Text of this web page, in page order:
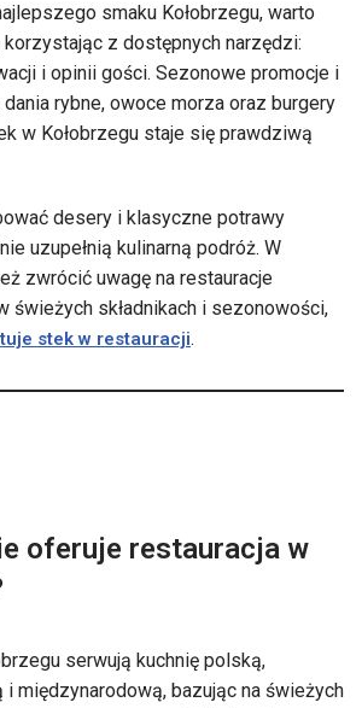
smaku Kołobrzegu, warto
z dostępnych narzędzi:
i opinii gości. Sezonowe promocje i
rybne, owoce morza oraz burgery
w Kołobrzegu staje się prawdziwą
desery i klasyczne potrawy
uzupełnią kulinarną podróż. W
zwrócić uwagę na restauracje
świeżych składnikach i sezonowości,
stek w restauracji.
oferuje restauracja w
serwują kuchnię polską,
międzynarodową, bazując na świeżych